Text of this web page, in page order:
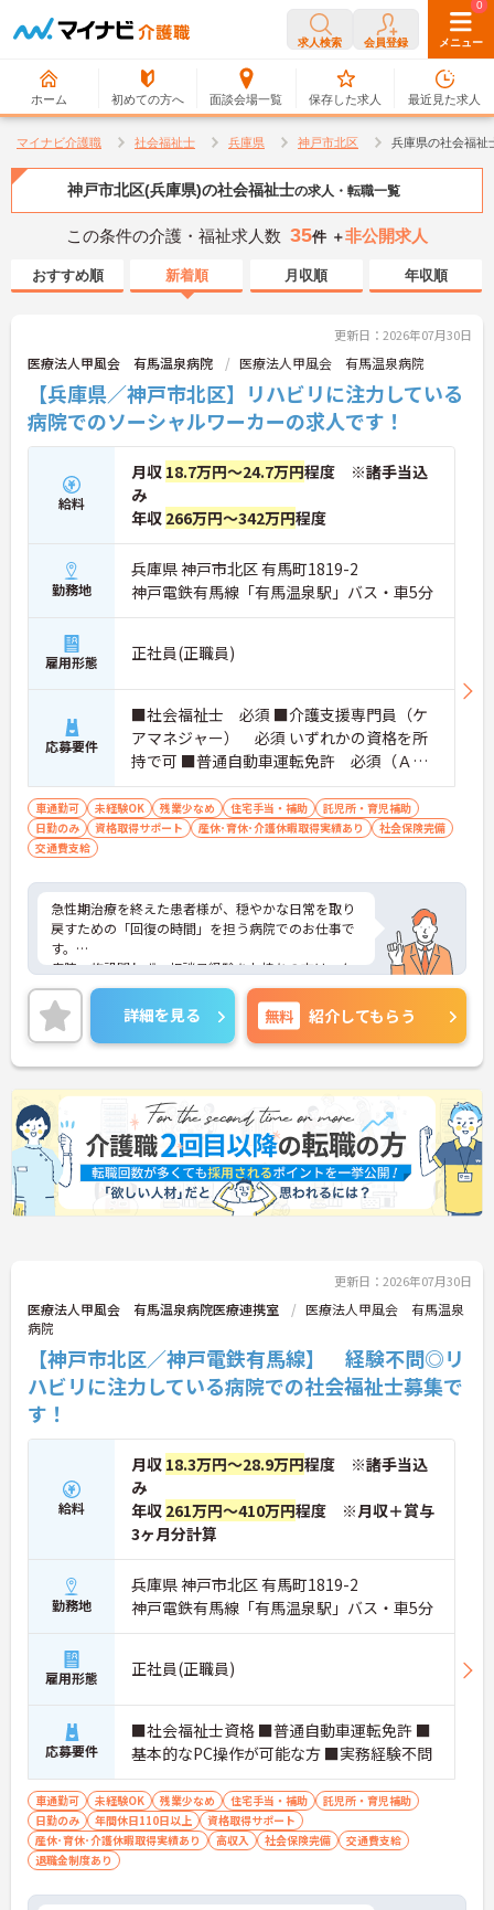
求人検索 会員登録 メニュー
ホーム 初めての方へ 面談会場一覧
0
保存した求人
0
最近見た求人
マイナビ介護職 社会福祉士 兵庫県 神戸市北区 兵庫県の社会福祉
神戸市北区(兵庫県)の社会福祉士の求人・転職一覧
この条件の介護・福祉求人数 35件 ＋非公開求人
おすすめ順 新着順 月収順 年収順
更新日：2026年07月30日
医療法人甲風会 有馬温泉病院 医療法人甲風会 有馬温泉病院
【兵庫県／神戸市北区】リハビリに注力している
病院でのソーシャルワーカーの求人です！
給料
月収 18.7万円～24.7万円程度 ※諸手当込
み
年収 266万円～342万円程度
勤務地
兵庫県 神戸市北区 有馬町1819-2
神戸電鉄有馬線「有馬温泉駅」バス・車5分
雇用形態 正社員(正職員)
応募要件
■社会福祉士 必須 ■介護支援専門員（ケ
アマネジャー） 必須 いずれかの資格を所
持で可 ■普通自動車運転免許 必須（ＡＴ
限定可）
車通勤可 未経験OK 残業少なめ 住宅手当・補助
託児所・育児補助
日勤のみ
資格取得サポート 産休･育休･介護休暇取得実績あり
社会保険完備
交通費支給
急性期治療を終えた患者様が、穏やかな日常を取り
戻すための「回復の時間」を担う病院でのお仕事で
す。
病院、施設問わず、相談員経験をお持ちの方は、ケ
アミックス病院なので資格やご経験をフルに生かせ
ます。
興味をお持ちの方はお気軽にお問い合わせ下さい！
詳細を見る 無料 紹介してもらう
更新日：2026年07月30日
医療法人甲風会 有馬温泉病院医療連携室
医療法人甲風会 有馬温泉
病院
【神戸市北区／神戸電鉄有馬線】 経験不問◎リ
ハビリに注力している病院での社会福祉士募集で
す！
給料
月収 18.3万円～28.9万円程度 ※諸手当込
み
年収 261万円～410万円程度 ※月収＋賞与
3ヶ月分計算
勤務地
兵庫県 神戸市北区 有馬町1819-2
神戸電鉄有馬線「有馬温泉駅」バス・車5分
雇用形態 正社員(正職員)
応募要件
■社会福祉士資格 ■普通自動車運転免許 ■
基本的なPC操作が可能な方 ■実務経験不問
車通勤可 未経験OK 残業少なめ 住宅手当・補助
託児所・育児補助
日勤のみ
年間休日110日以上
資格取得サポート
産休･育休･介護休暇取得実績あり
高収入 社会保険完備
交通費支給
退職金制度あり